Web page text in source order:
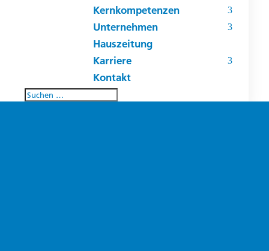
Kernkompetenzen
Unternehmen
Hauszeitung
Karriere
Kontakt